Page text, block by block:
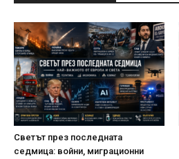
Светът през последната
седмица: войни, миграционни